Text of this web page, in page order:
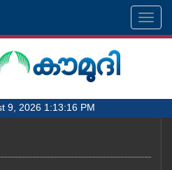
9, 2026 1:13:16 PM